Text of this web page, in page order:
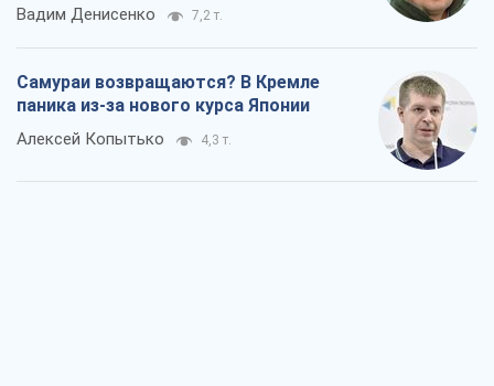
Вадим Денисенко 7,2 т.
Самураи возвращаются? В Кремле
паника из-за нового курса Японии
Алексей Копытько 4,3 т.